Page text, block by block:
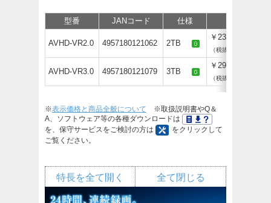
型番 JANコード 仕様
AVHD-VR2.0 4957180121062 2TB
￥23,100
（税抜￥21,000）
AVHD-VR3.0 4957180121079 3TB
￥29,260
（税抜￥26,600）
※表示価格と商品全般について ※取扱説明書やQ＆
A、ソフトウェア等の各種ダウンロードは
を、保守サービスをご検討の方は
をクリックして
ご覧ください。
全て閉じる
特長を全て開く